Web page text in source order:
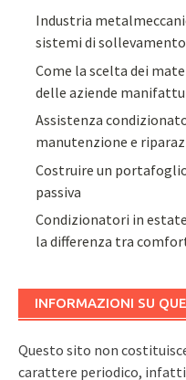
Industria
sistemi di
Come la scelta dei
delle aziende
Assistenza
manutenzione e
Costruire un
passiva
Condizionatori in
la differenza tra
INFORMAZIONI SU
Questo sito non
carattere periodico,